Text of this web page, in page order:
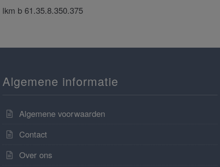
lkm b 61.35.8.350.375
Algemene informatie
Algemene voorwaarden
Contact
Over ons